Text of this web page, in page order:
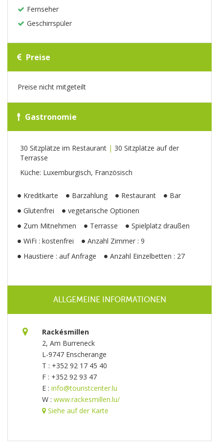
Fernseher
Geschirrspüler
Preise
Preise nicht mitgeteilt
Gastronomie
30 Sitzplätze im Restaurant | 30 Sitzplätze auf der
Terrasse
Küche: Luxemburgisch, Französisch
Kreditkarte Barzahlung Restaurant
Bar
Glutenfrei
vegetarische Optionen
Zum Mitnehmen
Terrasse
Spielplatz draußen
WiFi : kostenfrei
Anzahl Zimmer : 9
Haustiere : auf Anfrage
Anzahl Einzelbetten : 27
ALLGEMEINE INFORMATIONEN
Rackésmillen
2, Am Burreneck
L-9747 Enscherange
T : +352 92 17 45 40
F : +352 92 93 47
E : info@touristcenter.lu
W : www.rackesmillen.lu/
Siehe auf der Karte